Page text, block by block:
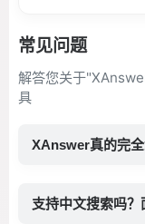
常见问题
解答您关于
具
XAnswer真的完全
支持中文搜索吗？